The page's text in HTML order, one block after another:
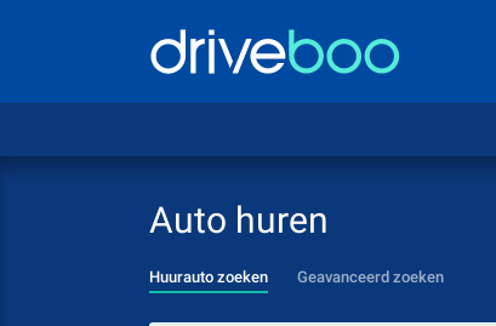
Auto huren
Huurauto zoeken Geavanceerd zoeken